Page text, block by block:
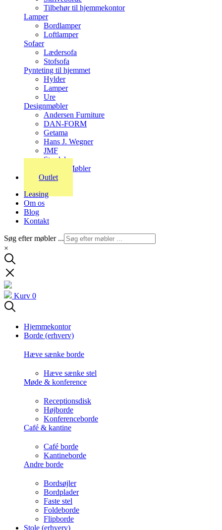
Tilbehør til hjemmekontor
Lamper
Bordlamper
Loftlamper
Sofaer
Lædersofa
Stofsofa
Pynteting til hjemmet
Hylder
Lamper
Ure
Designmøbler
Andersen Furniture
DAN-FORM
Getama
Hans J. Wegner
JMF
Stordal
Stouby Møbler
Outlet
Leasing
Om os
Blog
Kontakt
Søg efter møbler ...
×
Kurv 0
Hjemmekontor
Borde (erhverv)
Hæve sænke borde
Hæve sænke stel
Møde & konference
Receptionsdisk
Højborde
Konferenceborde
Café & kantine
Café borde
Kantineborde
Andre borde
Bordsøjler
Bordplader
Faste stel
Foldeborde
Flipborde
Stole (erhverv)